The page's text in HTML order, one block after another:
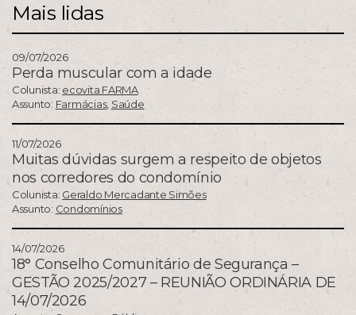
Mais lidas
09/07/2026
Perda muscular com a idade
Colunista: ecovita FARMA
Assunto: Farmácias, Saúde
11/07/2026
Muitas dúvidas surgem a respeito de objetos
nos corredores do condomínio
Colunista: Geraldo Mercadante Simões
Assunto: Condomínios
14/07/2026
18° Conselho Comunitário de Segurança –
GESTÃO 2025/2027 – REUNIÃO ORDINÁRIA DE
14/07/2026